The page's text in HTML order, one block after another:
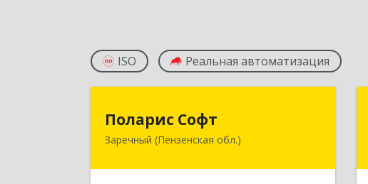
ISO Реальная автоматизация
Поларис Софт
Заречный (Пензенская обл.)
442960, Пензенская обл, Заречный г,